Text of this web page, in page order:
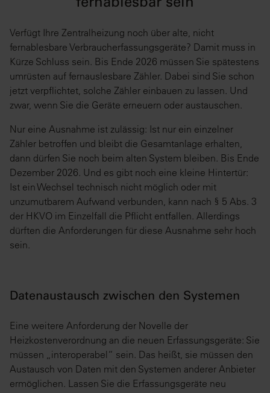
fernablesbar sein
Verfügt Ihre Zentralheizung noch über alte, nicht
fernablesbare Verbraucherfassungsgeräte? Damit muss in
Kürze Schluss sein. Bis Ende 2026 müssen Sie spätestens
umrüsten auf fernauslesbare Zähler. Dabei sind Sie schon
jetzt verpflichtet, solche Zähler einbauen zu lassen. Und
zwar, wenn Sie die Geräte erneuern oder austauschen.
Nur eine Ausnahme ist zulässig: Ist nur ein einzelner
Zähler betroffen und bleibt die Gesamtanlage erhalten,
dann dürfen Sie noch beim alten System bleiben. Bis Ende
Dezember 2026. Und es gibt noch eine kleine Hintertür:
Ist ein Wechsel technisch nicht möglich oder mit
unzumutbarem Aufwand verbunden, kann nach § 5 Abs. 3
der HKVO im Einzelfall die Pflicht entfallen. Allerdings
dürften die Anforderungen für diese Ausnahme sehr hoch
sein.
Datenaustausch zwischen den Systemen
Eine weitere Anforderung der Novelle der
Heizkostenverordnung an die neuen Erfassungsgeräte: Sie
müssen „interoperabel“ sein. Das heißt, sie müssen den
Austausch von Daten mit den Systemen anderer Anbieter
ermöglichen. Lassen Sie die Erfassungsgeräte neu